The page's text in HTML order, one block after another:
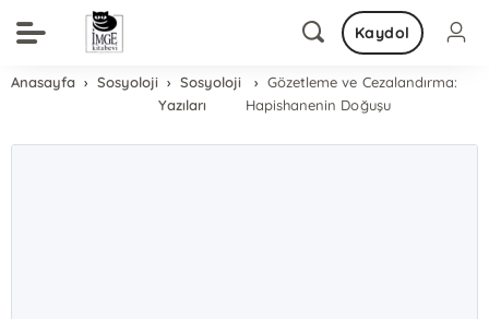
Kaydol
Anasayfa Sosyoloji
Sosyoloji
Yazıları
Gözetleme ve Cezalandırma:
Hapishanenin Doğuşu